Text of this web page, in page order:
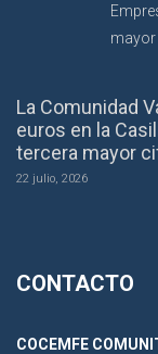
La Comunidad
euros en la
tercera mayor
22 julio, 2026
CONTACTO
COCEMFE